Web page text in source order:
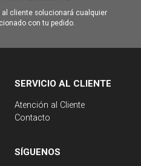
al cliente solucionará cualquier
con tu pedido.
SERVICIO AL CLIENTE
Atención al Cliente
Contacto
SÍGUENOS